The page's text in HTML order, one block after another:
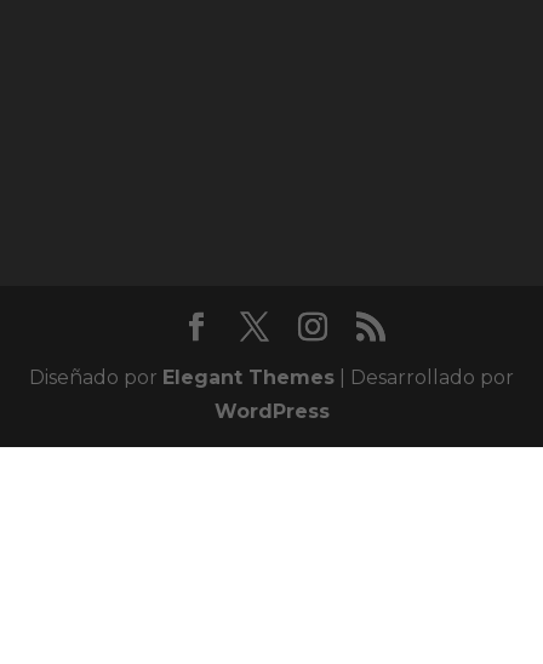
Diseñado por Elegant Themes | Desarrollado por
WordPress